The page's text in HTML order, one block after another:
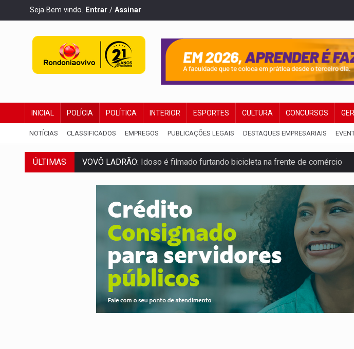
Seja Bem vindo. Entrar / Assinar
INICIAL POLÍCIA POLÍTICA INTERIOR ESPORTES CULTURA CONCURSOS
NOTÍCIAS CLASSIFICADOS EMPREGOS PUBLICAÇÕES LEGAIS DESTAQUES EMPRESARIAIS
ÚLTIMAS JUSTIÇA:Comarca de Nova Mamoré terá seu primeiro júri popular
ADAILTON FÚRIA:Assessoria denuncia suposto ataque com perfis falsos
Motoboy de delivery sofre fratura após mulher avançar preferencial
ELEIÇÕES 2026: Ulisses Guimarães e as nuvens no céu de Rondônia – Por
DECISÃO REVISADA:Nunes Marques reduz pena de Acir Gurgacz e
CONEXÃO RONDONIAOVIVO: Museólogo Antônio Ocampo lança livro
ELEIÇÕES 2026:Patrimônio de candidata a deputada federal do PL salta
VÍDEO: Quadrilha é flagrada com cerca de 200 porções de drogas